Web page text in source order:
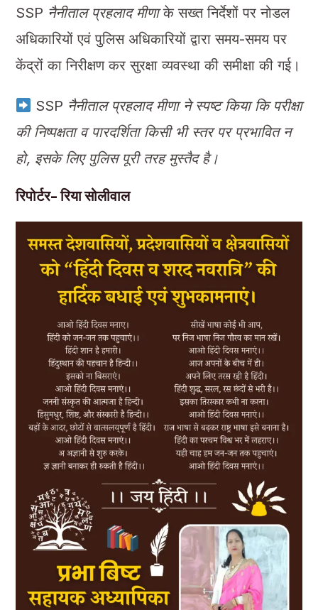
SSP नैनीताल प्रहलाद मीणाके सख्त निर्देशों पर नोडल
अधिकारियों एवं पुलिस अधिकारियों द्वारा समय-समय पर
केंद्रों का निरीक्षण कर सुरक्षा व्यवस्था की समीक्षा की गई।
SSP नैनीताल प्रहलाद मीणा ने स्पष्ट किया कि परीक्षा
की निष्पक्षता व पारदर्शिता किसी भी स्तर पर प्रभावित न
हो, इसके लिए पुलिस पूरी तरह मुस्तैद है।
रिपोर्टर- रिया सोलीवाल